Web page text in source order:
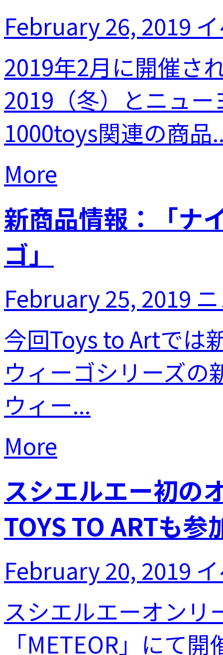
February 26, 2019
2019年2月に開催さ
2019（冬）とニュ
1000toys関連の商品
More
新商品情報：「ナ
ゴ」
February 25, 2019
今回Toys to Artでは
ウィーゴシリーズの
ウィー...
More
スシエルエー初の
TOYS TO ARTも参
February 20, 2019
スシエルエーオンリ
「METEOR」にて